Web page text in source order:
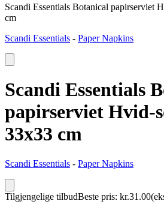
Scandi Essentials Botanical papirserviet
cm
Scandi Essentials - Paper Napkins
Scandi Essentials
papirserviet Hvid-
33x33 cm
Scandi Essentials - Paper Napkins
Tilgjengelige tilbudBeste pris: kr.31.00